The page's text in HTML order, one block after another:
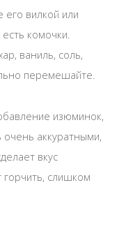
его вилкой или
комочки.
ваниль, соль,
перемешайте.
изюминок,
аккуратными,
вкус
слишком